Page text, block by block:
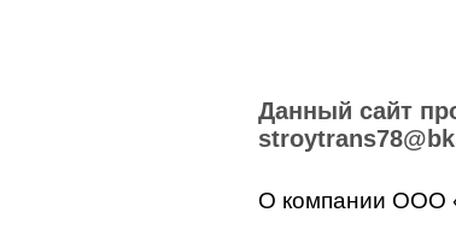
Данный сайт
О компании ООО